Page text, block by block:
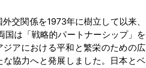
交関係を1973年に樹立して以来、
国は「戦略的パートナーシップ」を
ジアにおける平和と繁栄のための広
協力へと発展しました。日本とベ